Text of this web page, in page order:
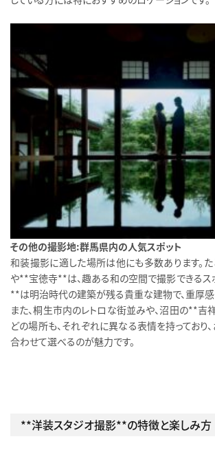
その他の撮影地：群馬県内の人気スポット
和装撮影に適した場所は他にも多数あります。
や**宝徳寺**は、趣ある和の空間で撮影できるス
**は明治時代の建築が残る貴重な建物で、重厚感
また、桐生市内のレトロな街並みや、沼田の**吉
どの場所も、それぞれに異なる表情を持っており
合わせて選べるのが魅力です。
**洋装スタジオ撮影**の特徴と楽しみ方